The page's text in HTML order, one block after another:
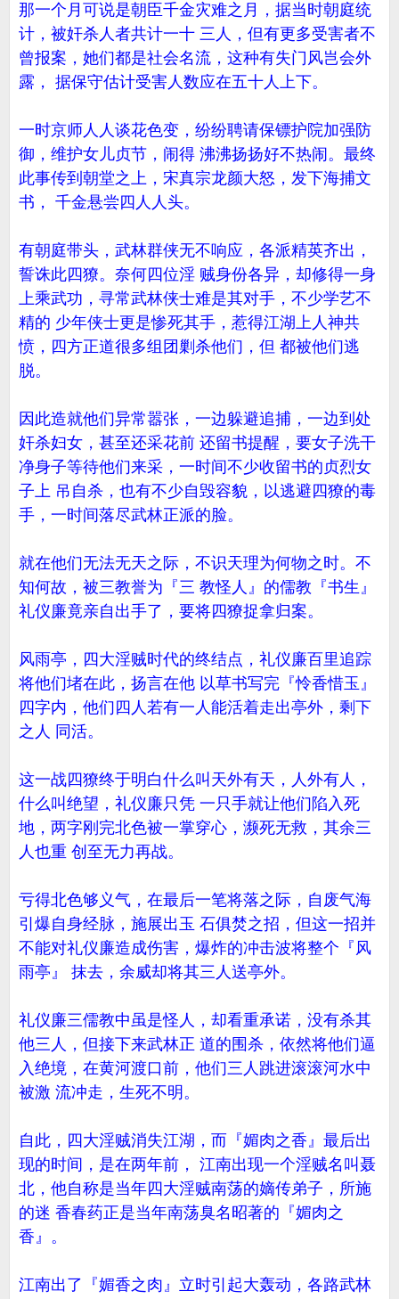
那一个月可说是朝臣千金灾难之月，据当时朝庭统
计，被奸杀人者共计一十 三人，但有更多受害者不
曾报案，她们都是社会名流，这种有失门风岂会外
露， 据保守估计受害人数应在五十人上下。
一时京师人人谈花色变，纷纷聘请保镖护院加强防
御，维护女儿贞节，闹得 沸沸扬扬好不热闹。最终
此事传到朝堂之上，宋真宗龙颜大怒，发下海捕文
书， 千金悬尝四人人头。
有朝庭带头，武林群侠无不响应，各派精英齐出，
誓诛此四獠。奈何四位淫 贼身份各异，却修得一身
上乘武功，寻常武林侠士难是其对手，不少学艺不
精的 少年侠士更是惨死其手，惹得江湖上人神共
愤，四方正道很多组团剿杀他们，但 都被他们逃
脱。
因此造就他们异常嚣张，一边躲避追捕，一边到处
奸杀妇女，甚至还采花前 还留书提醒，要女子洗干
净身子等待他们来采，一时间不少收留书的贞烈女
子上 吊自杀，也有不少自毁容貌，以逃避四獠的毒
手，一时间落尽武林正派的脸。
就在他们无法无天之际，不识天理为何物之时。不
知何故，被三教誉为『三 教怪人』的儒教『书生』
礼仪廉竟亲自出手了，要将四獠捉拿归案。
风雨亭，四大淫贼时代的终结点，礼仪廉百里追踪
将他们堵在此，扬言在他 以草书写完『怜香惜玉』
四字内，他们四人若有一人能活着走出亭外，剩下
之人 同活。
这一战四獠终于明白什么叫天外有天，人外有人，
什么叫绝望，礼仪廉只凭 一只手就让他们陷入死
地，两字刚完北色被一掌穿心，濒死无救，其余三
人也重 创至无力再战。
亏得北色够义气，在最后一笔将落之际，自废气海
引爆自身经脉，施展出玉 石俱焚之招，但这一招并
不能对礼仪廉造成伤害，爆炸的冲击波将整个『风
雨亭』 抹去，余威却将其三人送亭外。
礼仪廉三儒教中虽是怪人，却看重承诺，没有杀其
他三人，但接下来武林正 道的围杀，依然将他们逼
入绝境，在黄河渡口前，他们三人跳进滚滚河水中
被激 流冲走，生死不明。
自此，四大淫贼消失江湖，而『媚肉之香』最后出
现的时间，是在两年前， 江南出现一个淫贼名叫聂
北，他自称是当年四大淫贼南荡的嫡传弟子，所施
的迷 香春药正是当年南荡臭名昭著的『媚肉之
香』。
江南出了『媚香之肉』立时引起大轰动，各路武林